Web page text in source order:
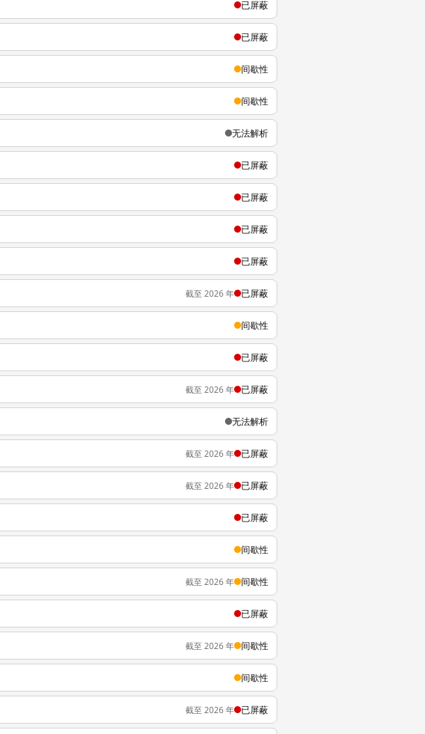
已屏蔽
已屏蔽
间歇性
间歇性
无法解析
已屏蔽
已屏蔽
已屏蔽
已屏蔽
截至 2026 年 已屏蔽
间歇性
已屏蔽
截至 2026 年 已屏蔽
无法解析
截至 2026 年 已屏蔽
截至 2026 年 已屏蔽
已屏蔽
间歇性
截至 2026 年 间歇性
已屏蔽
截至 2026 年 间歇性
间歇性
截至 2026 年 已屏蔽